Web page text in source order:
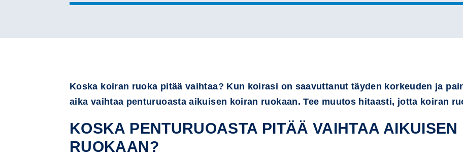
Koska koiran ruoka pitää vaihtaa? Kun koirasi on saavuttanut täyden korkeuden ja
aika vaihtaa penturuoasta aikuisen koiran ruokaan. Tee muutos hitaasti, jotta koiran
KOSKA PENTURUOASTA PITÄÄ VAIHTAA AIKUISEN
RUOKAAN?